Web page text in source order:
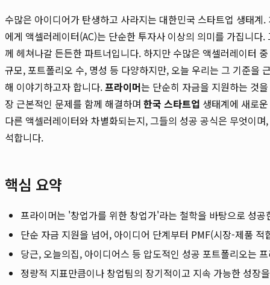
수많은 아이디어가 탄생하고 사라지는 대한민국 스타트업 생태
에게 액셀러레이터(AC)는 단순한 투자사 이상의 의미를 가집니
께 헤쳐나갈 든든한 파트너입니다. 하지만 수많은 액셀러레이터
규모, 포트폴리오 수, 명성 등 다양하지만, 오늘 우리는 그 기준
해 이야기하고자 합니다.프라이머는 단순히 자금을 지원하는 것
장 근본적인 문제를 함께 해결하며 한국 스타트업 생태계에 새로
다른 액셀러레이터와 차별화되는지, 그들의 성공 공식은 무엇이
석합니다.
핵심 요약
프라이머는 '창업가를 위한 창업가'라는 철학을 바탕으로 성
단순 자금 지원을 넘어, 아이디어 단계부터 PMF(시장-제품
당근, 오늘의집, 아이디어스 등 압도적인 성공 포트폴리오는
정량적 지표만큼이나 창업팀의 장기적이고 지속 가능한 성장